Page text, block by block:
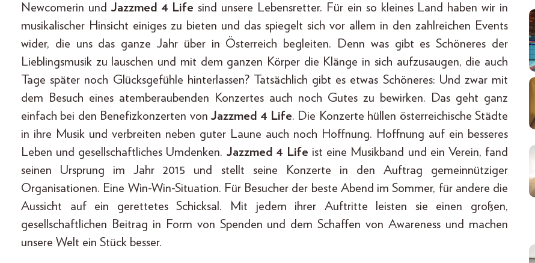
Newcomerin und Jazzmed 4 Life sind unsere Lebensretter. Für ein so kleines Land haben wir in
musikalischer Hinsicht einiges zu bieten und das spiegelt sich vor allem in den zahlreichen Events
wider, die uns das ganze Jahr über in Österreich begleiten. Denn was gibt es Schöneres der
Lieblingsmusik zu lauschen und mit dem ganzen Körper die Klänge in sich aufzusaugen, die auch
Tage später noch Glücksgefühle hinterlassen? Tatsächlich gibt es etwas Schöneres: Und zwar mit
dem Besuch eines atemberaubenden Konzertes auch noch Gutes zu bewirken. Das geht ganz
einfach bei den Benefizkonzerten vonJazzmed 4 Life. Die Konzerte hüllen österreichische Städte
in ihre Musik und verbreiten neben guter Laune auch noch Hoffnung. Hoffnung auf ein besseres
Leben und gesellschaftliches Umdenken. Jazzmed 4 Life ist eine Musikband und ein Verein, fand
seinen Ursprung im Jahr 2015 und stellt seine Konzerte in den Auftrag gemeinnütziger
Organisationen. Eine Win-Win-Situation. Für Besucher der beste Abend im Sommer, für andere die
Aussicht auf ein gerettetes Schicksal. Mit jedem ihrer Auftritte leisten sie einen großen,
gesellschaftlichen Beitrag in Form von Spenden und dem Schaffen von Awareness und machen
unsere Welt ein Stück besser.